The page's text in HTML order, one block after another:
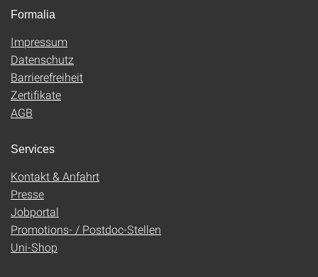
Formalia
Impressum
Datenschutz
Barrierefreiheit
Zertifikate
AGB
Services
Kontakt & Anfahrt
Presse
Jobportal
Promotions- / Postdoc-Stellen
Uni-Shop